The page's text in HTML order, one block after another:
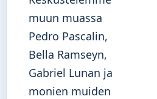
muun muassa
Pedro Pascalin,
Bella Ramseyn,
Gabriel Lunan ja
monien muiden